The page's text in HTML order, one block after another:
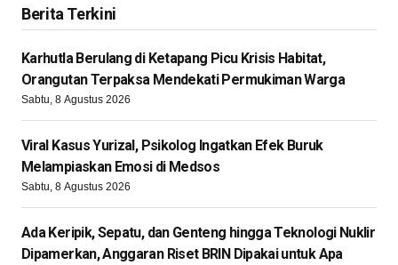
Berita Terkini
Karhutla Berulang di Ketapang Picu Krisis Habitat,
Orangutan Terpaksa Mendekati Permukiman Warga
Sabtu, 8 Agustus 2026
Viral Kasus Yurizal, Psikolog Ingatkan Efek Buruk
Melampiaskan Emosi di Medsos
Sabtu, 8 Agustus 2026
Ada Keripik, Sepatu, dan Genteng hingga Teknologi Nuklir
Dipamerkan, Anggaran Riset BRIN Dipakai untuk Apa